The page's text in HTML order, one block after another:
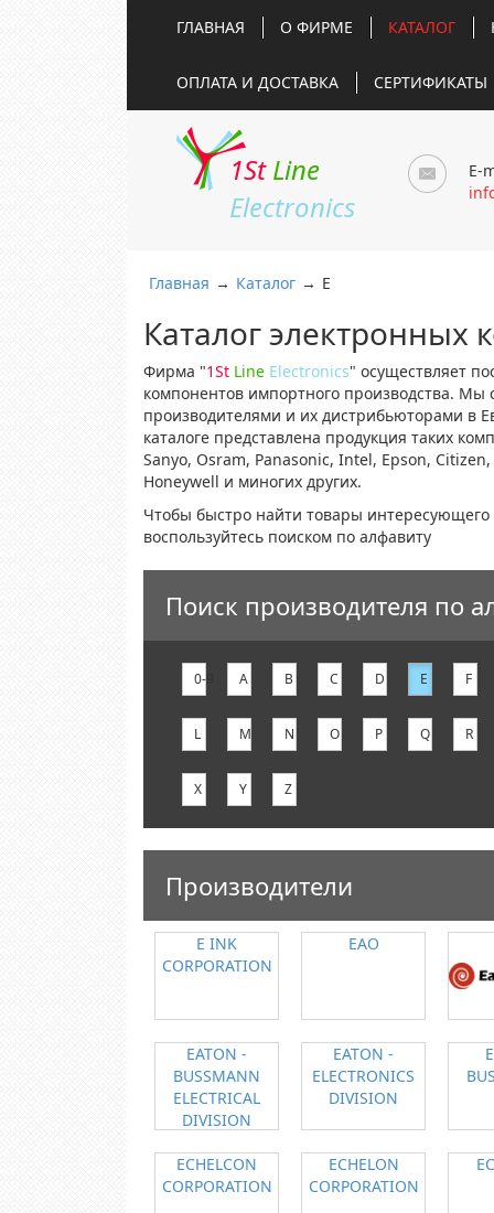
ГЛАВНАЯ О ФИРМЕ КАТАЛОГ
ОПЛАТА И ДОСТАВКА СЕРТИФИКАТЫ
1St Line
Electronics
E-
Главная → Каталог → E
Каталог электронных
Фирма "1St Line Electronics" осуществляет
компонентов импортного производства.
производителями и их дистрибьюторами
каталоге представлена продукция таких
Sanyo, Osram, Panasonic, Intel, Epson,
Honeywell и миногих других.
Чтобы быстро найти товары интересующего
воспользуйтесь поиском по алфавиту
Поиск производителя по
0-9 A B C D E F
L M N O P Q R
X Y Z
Производители
E INK
CORPORATION
EAO
EATON -
BUSSMANN
ELECTRICAL
DIVISION
EATON -
ELECTRONICS
DIVISION
ECHELCON
CORPORATION
ECHELON
CORPORATION